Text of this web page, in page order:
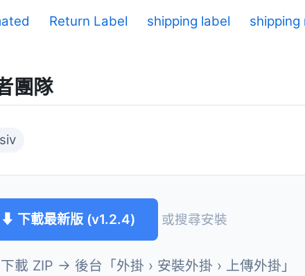
Return Label shipping label shipping
團隊
⬇ 下載最新版 (v1.2.4) 或搜尋安裝
載 ZIP → 後台「外掛 › 安裝外掛 › 上傳外掛」